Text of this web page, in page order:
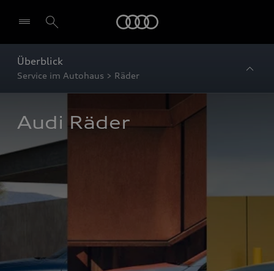
Überblick
Service im Autohaus > Räder
Audi Räder